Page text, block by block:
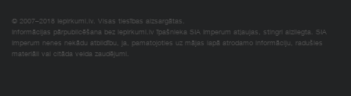
© 2007–2018 Iepirkumi.lv. Visas tiesības aizsargātas.
Informācijas pārpublicēšana bez iepirkumi.lv īpašnieka SIA Imperum atļaujas, stingri aizliegta. SIA
Imperum nenes nekādu atbildību, ja, pamatojoties uz mājas lapā atrodamo informāciju, radušies
materiāli vai citāda veida zaudējumi.